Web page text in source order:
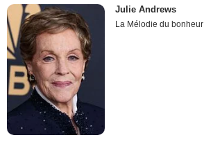
Julie Andrews
La Mélodie du bonheur